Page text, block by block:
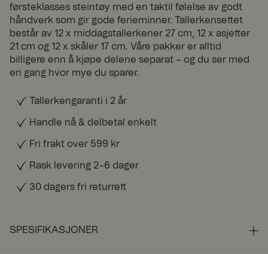
førsteklasses steintøy med en taktil følelse av godt
håndverk som gir gode ferieminner. Tallerkensettet
består av 12 x middagstallerkener 27 cm, 12 x asjetter
21 cm og 12 x skåler 17 cm. Våre pakker er alltid
billigere enn å kjøpe delene separat – og du ser med
en gang hvor mye du sparer.
Tallerkengaranti i 2 år
Handle nå & delbetal enkelt
Fri frakt over 599 kr
Rask levering 2–6 dager
30 dagers fri returrett
SPESIFIKASJONER